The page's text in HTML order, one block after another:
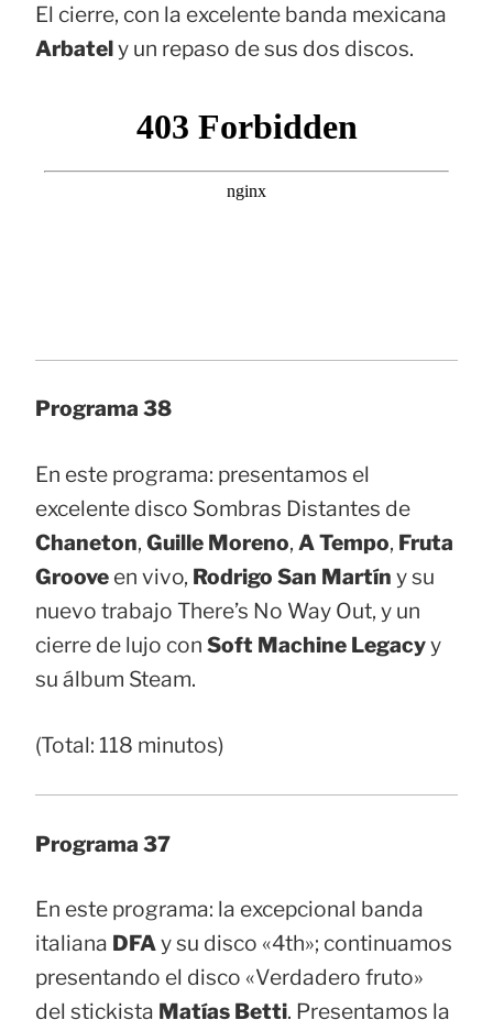
El cierre, con la excelente banda mexicana
Arbately un repaso de sus dos discos.
Programa 38
En este programa: presentamos el
excelente disco Sombras Distantes de
Chaneton, Guille Moreno, A Tempo, Fruta
Groove en vivo, Rodrigo San Martín y su
nuevo trabajo There’s No Way Out, y un
cierre de lujo con Soft Machine Legacyy
su álbum Steam.
(Total: 118 minutos)
Programa 37
En este programa: la excepcional banda
italiana DFAy su disco «4th»; continuamos
presentando el disco «Verdadero fruto»
del stickista Matías Betti. Presentamos la